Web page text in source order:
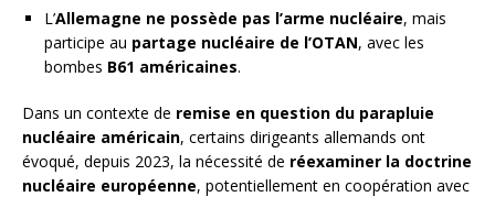
L’Allemagne ne possède pas l’arme nucléaire, mais
participe au partage nucléaire de l’OTAN, avec les
bombes B61 américaines.
Dans un contexte de remise en question du parapluie
nucléaire américain, certains dirigeants allemands ont
évoqué, depuis 2023, la nécessité de réexaminer la doctrine
nucléaire européenne, potentiellement en coopération avec